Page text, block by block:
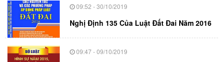
09:52 - 30/10/2019
Nghị Định 135 Của Luật Đất Đai Năm 2016
09:47 - 09/10/2019